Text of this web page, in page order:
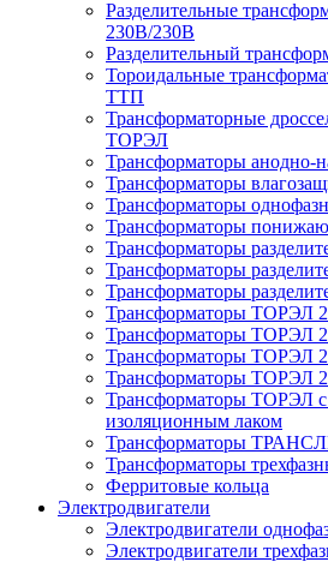
Разделительные
230В/230В
Разделительный
Тороидальные
ТТП
Трансформаторные
ТОРЭЛ
Трансформаторы анодно-
Трансформаторы
Трансформаторы
Трансформаторы
Трансформаторы
Трансформаторы
Трансформаторы
Трансформаторы ТОРЭЛ
Трансформаторы ТОРЭЛ
Трансформаторы ТОРЭЛ
Трансформаторы ТОРЭЛ
Трансформаторы ТОРЭЛ с
изоляционным лаком
Трансформаторы
Трансформаторы
Ферритовые кольца
Электродвигатели
Электродвигатели
Электродвигатели